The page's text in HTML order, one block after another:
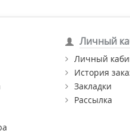
Личный
Личный
История
Закладки
Рассылка